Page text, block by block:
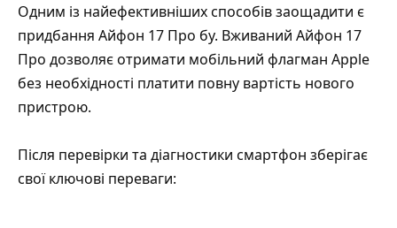
Одним із найефективніших способів заощадити є
придбання Айфон 17 Про бу. Вживаний Айфон 17
Про дозволяє отримати мобільний флагман Apple
без необхідності платити повну вартість нового
пристрою.
Після перевірки та діагностики смартфон зберігає
свої ключові переваги: